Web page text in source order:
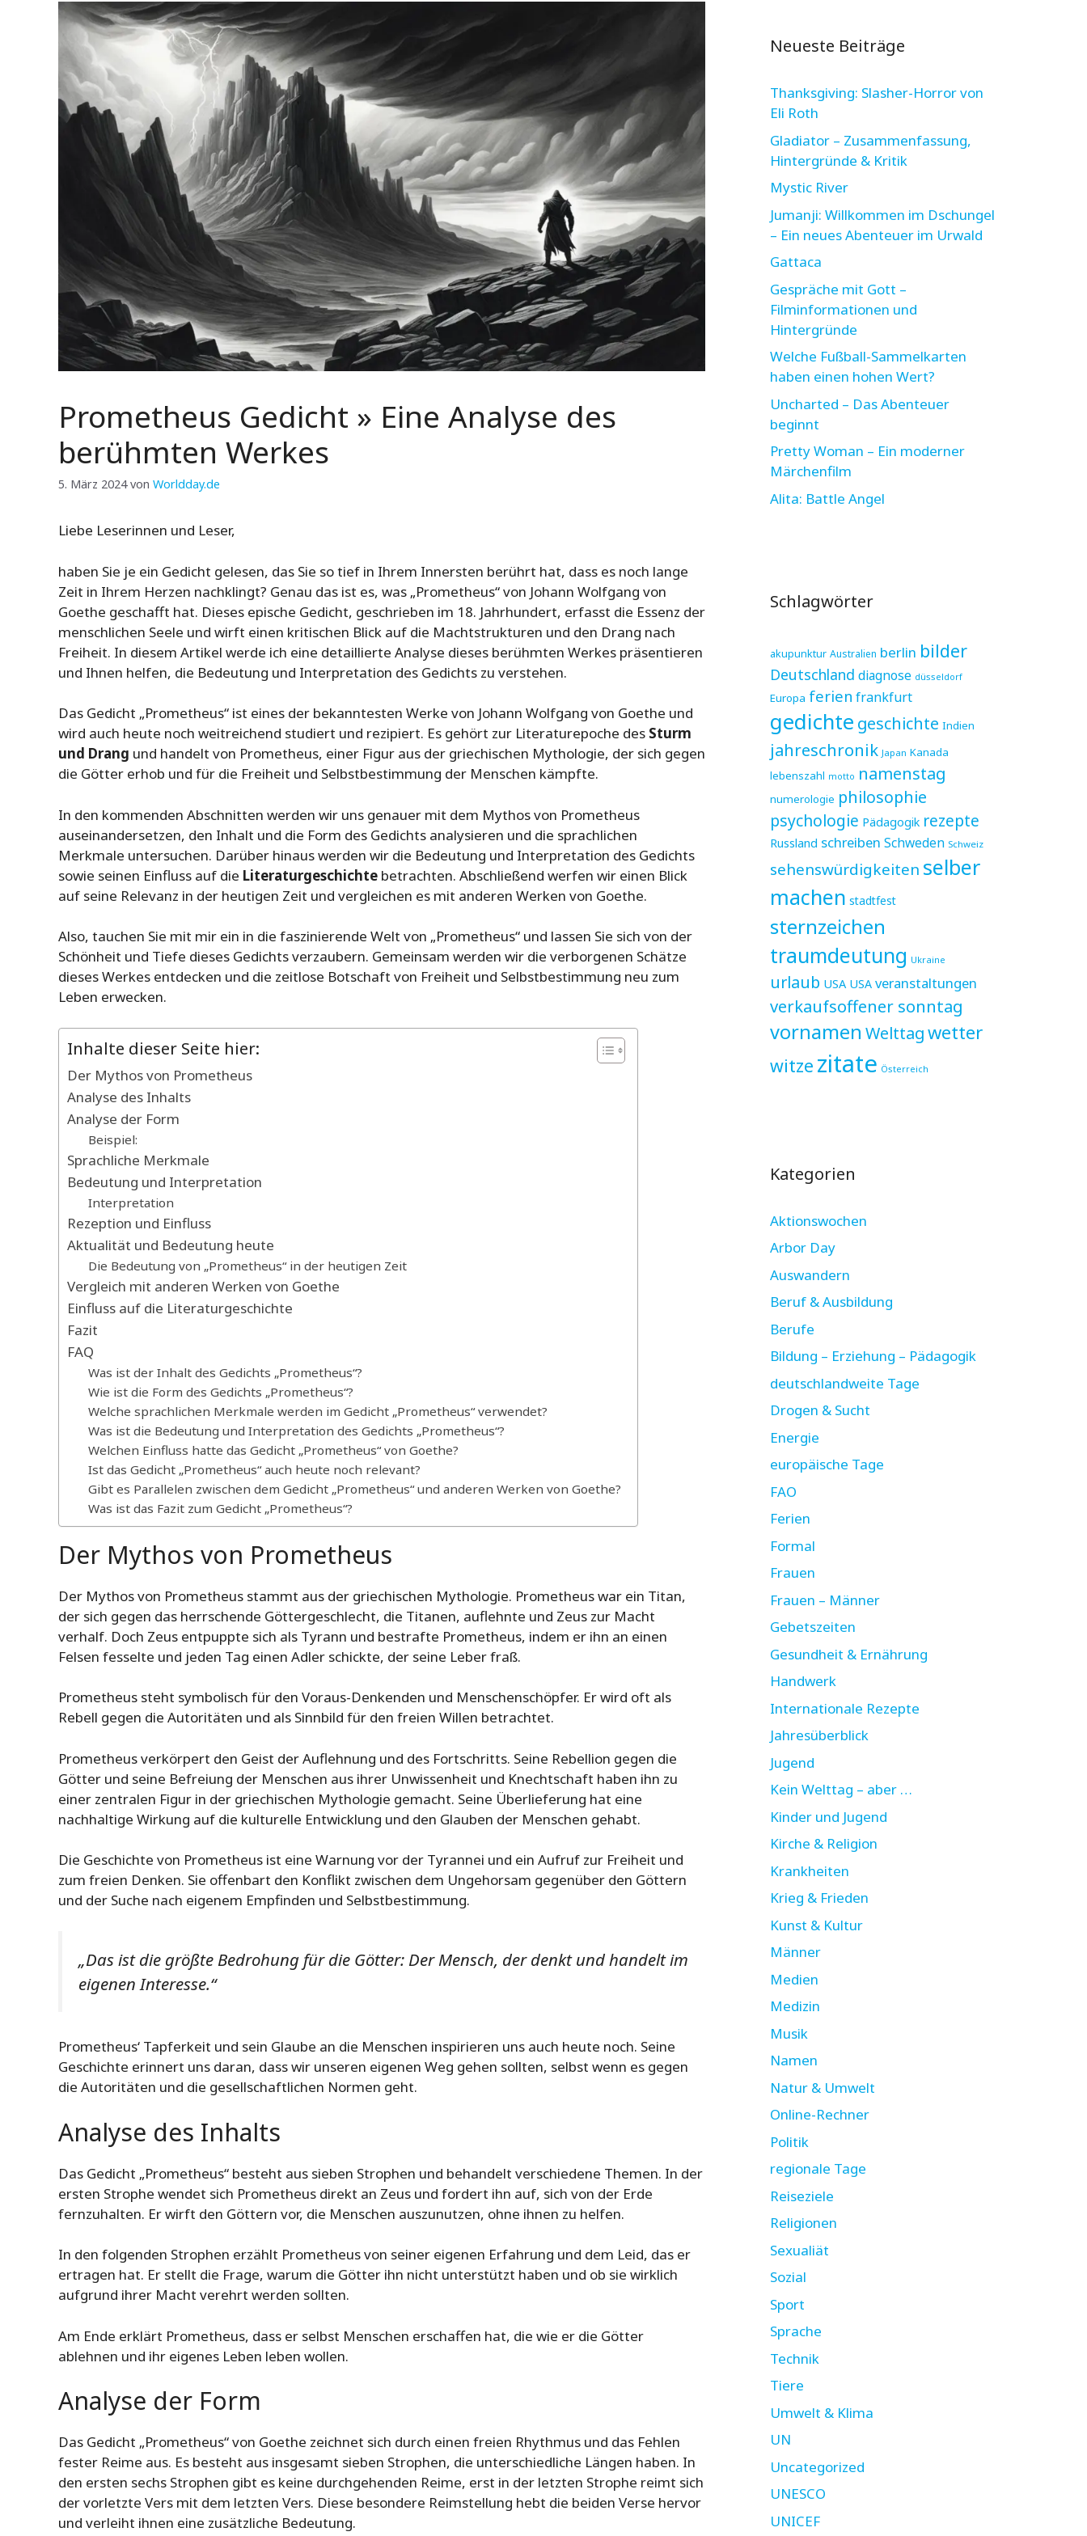
Prometheus Gedicht » Eine Analyse des
berühmten Werkes
5. März 2024 von Worldday.de
Liebe Leserinnen und Leser,
haben Sie je ein Gedicht gelesen, das Sie so tief in Ihrem Innersten berührt hat, dass es noch lange
Zeit in Ihrem Herzen nachklingt? Genau das ist es, was „Prometheus“ von Johann Wolfgang von
Goethe geschafft hat. Dieses epische Gedicht, geschrieben im 18. Jahrhundert, erfasst die Essenz der
menschlichen Seele und wirft einen kritischen Blick auf die Machtstrukturen und den Drang nach
Freiheit. In diesem Artikel werde ich eine detaillierte Analyse dieses berühmten Werkes präsentieren
und Ihnen helfen, die Bedeutung und Interpretation des Gedichts zu verstehen.
Das Gedicht „Prometheus“ ist eines der bekanntesten Werke von Johann Wolfgang von Goethe und
wird auch heute noch weitreichend studiert und rezipiert. Es gehört zur Literaturepoche des Sturm
und Drang und handelt von Prometheus, einer Figur aus der griechischen Mythologie, der sich gegen
die Götter erhob und für die Freiheit und Selbstbestimmung der Menschen kämpfte.
In den kommenden Abschnitten werden wir uns genauer mit dem Mythos von Prometheus
auseinandersetzen, den Inhalt und die Form des Gedichts analysieren und die sprachlichen
Merkmale untersuchen. Darüber hinaus werden wir die Bedeutung und Interpretation des Gedichts
sowie seinen Einfluss auf die Literaturgeschichte betrachten. Abschließend werfen wir einen Blick
auf seine Relevanz in der heutigen Zeit und vergleichen es mit anderen Werken von Goethe.
Also, tauchen Sie mit mir ein in die faszinierende Welt von „Prometheus“ und lassen Sie sich von der
Schönheit und Tiefe dieses Gedichts verzaubern. Gemeinsam werden wir die verborgenen Schätze
dieses Werkes entdecken und die zeitlose Botschaft von Freiheit und Selbstbestimmung neu zum
Leben erwecken.
Inhalte dieser Seite hier:
Der Mythos von Prometheus
Analyse des Inhalts
Analyse der Form
Beispiel:
Sprachliche Merkmale
Bedeutung und Interpretation
Interpretation
Rezeption und Einfluss
Aktualität und Bedeutung heute
Die Bedeutung von „Prometheus“ in der heutigen Zeit
Vergleich mit anderen Werken von Goethe
Einfluss auf die Literaturgeschichte
Fazit
FAQ
Was ist der Inhalt des Gedichts „Prometheus“?
Wie ist die Form des Gedichts „Prometheus“?
Welche sprachlichen Merkmale werden im Gedicht „Prometheus“ verwendet?
Was ist die Bedeutung und Interpretation des Gedichts „Prometheus“?
Welchen Einfluss hatte das Gedicht „Prometheus“ von Goethe?
Ist das Gedicht „Prometheus“ auch heute noch relevant?
Gibt es Parallelen zwischen dem Gedicht „Prometheus“ und anderen Werken von Goethe?
Was ist das Fazit zum Gedicht „Prometheus“?
Der Mythos von Prometheus
Der Mythos von Prometheus stammt aus der griechischen Mythologie. Prometheus war ein Titan,
der sich gegen das herrschende Göttergeschlecht, die Titanen, auflehnte und Zeus zur Macht
verhalf. Doch Zeus entpuppte sich als Tyrann und bestrafte Prometheus, indem er ihn an einen
Felsen fesselte und jeden Tag einen Adler schickte, der seine Leber fraß.
Prometheus steht symbolisch für den Voraus-Denkenden und Menschenschöpfer. Er wird oft als
Rebell gegen die Autoritäten und als Sinnbild für den freien Willen betrachtet.
Prometheus verkörpert den Geist der Auflehnung und des Fortschritts. Seine Rebellion gegen die
Götter und seine Befreiung der Menschen aus ihrer Unwissenheit und Knechtschaft haben ihn zu
einer zentralen Figur in der griechischen Mythologie gemacht. Seine Überlieferung hat eine
nachhaltige Wirkung auf die kulturelle Entwicklung und den Glauben der Menschen gehabt.
Die Geschichte von Prometheus ist eine Warnung vor der Tyrannei und ein Aufruf zur Freiheit und
zum freien Denken. Sie offenbart den Konflikt zwischen dem Ungehorsam gegenüber den Göttern
und der Suche nach eigenem Empfinden und Selbstbestimmung.
„Das ist die größte Bedrohung für die Götter: Der Mensch, der denkt und handelt im
eigenen Interesse.“
Prometheus‘ Tapferkeit und sein Glaube an die Menschen inspirieren uns auch heute noch. Seine
Geschichte erinnert uns daran, dass wir unseren eigenen Weg gehen sollten, selbst wenn es gegen
die Autoritäten und die gesellschaftlichen Normen geht.
Analyse des Inhalts
Das Gedicht „Prometheus“ besteht aus sieben Strophen und behandelt verschiedene Themen. In der
ersten Strophe wendet sich Prometheus direkt an Zeus und fordert ihn auf, sich von der Erde
fernzuhalten. Er wirft den Göttern vor, die Menschen auszunutzen, ohne ihnen zu helfen.
In den folgenden Strophen erzählt Prometheus von seiner eigenen Erfahrung und dem Leid, das er
ertragen hat. Er stellt die Frage, warum die Götter ihn nicht unterstützt haben und ob sie wirklich
aufgrund ihrer Macht verehrt werden sollten.
Am Ende erklärt Prometheus, dass er selbst Menschen erschaffen hat, die wie er die Götter
ablehnen und ihr eigenes Leben leben wollen.
Analyse der Form
Das Gedicht „Prometheus“ von Goethe zeichnet sich durch einen freien Rhythmus und das Fehlen
fester Reime aus. Es besteht aus insgesamt sieben Strophen, die unterschiedliche Längen haben. In
den ersten sechs Strophen gibt es keine durchgehenden Reime, erst in der letzten Strophe reimt sich
der vorletzte Vers mit dem letzten Vers. Diese besondere Reimstellung hebt die beiden Verse hervor
und verleiht ihnen eine zusätzliche Bedeutung.
Neueste Beiträge
Thanksgiving: Slasher-Horror von
Eli Roth
Gladiator – Zusammenfassung,
Hintergründe & Kritik
Mystic River
Jumanji: Willkommen im Dschungel
– Ein neues Abenteuer im Urwald
Gattaca
Gespräche mit Gott –
Filminformationen und
Hintergründe
Welche Fußball-Sammelkarten
haben einen hohen Wert?
Uncharted – Das Abenteuer
beginnt
Pretty Woman – Ein moderner
Märchenfilm
Alita: Battle Angel
Schlagwörter
akupunktur Australien berlin bilder
Deutschland diagnose düsseldorf
Europa ferien frankfurt
gedichte geschichte Indien
jahreschronik Japan Kanada
lebenszahl motto namenstag
numerologie philosophie
psychologie Pädagogik rezepte
Russland schreiben Schweden Schweiz
sehenswürdigkeiten selber
machen stadtfest
sternzeichen
traumdeutung Ukraine
urlaub USA USA veranstaltungen
verkaufsoffener sonntag
vornamen Welttagwetter
witze zitate Österreich
Kategorien
Aktionswochen
Arbor Day
Auswandern
Beruf & Ausbildung
Berufe
Bildung – Erziehung – Pädagogik
deutschlandweite Tage
Drogen & Sucht
Energie
europäische Tage
FAO
Ferien
Formal
Frauen
Frauen – Männer
Gebetszeiten
Gesundheit & Ernährung
Handwerk
Internationale Rezepte
Jahresüberblick
Jugend
Kein Welttag – aber …
Kinder und Jugend
Kirche & Religion
Krankheiten
Krieg & Frieden
Kunst & Kultur
Männer
Medien
Medizin
Musik
Namen
Natur & Umwelt
Online-Rechner
Politik
regionale Tage
Reiseziele
Religionen
Sexualiät
Sozial
Sport
Sprache
Technik
Tiere
Umwelt & Klima
UN
Uncategorized
UNESCO
UNICEF